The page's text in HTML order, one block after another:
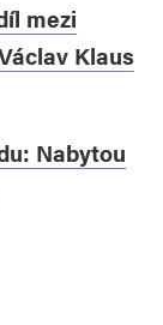
mezi
Klaus
Nabytou